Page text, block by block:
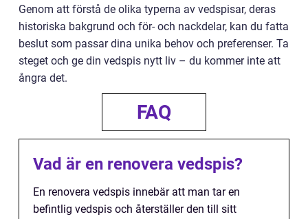
Genom att förstå de olika typerna av vedspisar, deras
historiska bakgrund och för- och nackdelar, kan du fatta
beslut som passar dina unika behov och preferenser. Ta
steget och ge din vedspis nytt liv – du kommer inte att
ångra det.
FAQ
Vad är en renovera vedspis?
En renovera vedspis innebär att man tar en
befintlig vedspis och återställer den till sitt